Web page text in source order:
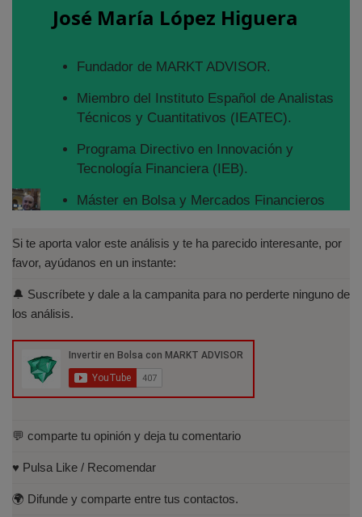
José María López Higuera
Fundador de MARKT ADVISOR.
Miembro del Instituto Español de Analistas
Técnicos y Cuantitativos (IEATEC).
Programa Directivo en Innovación y
Tecnología Financiera (IEB).
Máster en Bolsa y Mercados Financieros
asesoramiento financiero (MIFID II):
https://www.cnmv.es/portal/Titulos-
Licenciado en Informática por la Universidad
Politécnica de Madrid(UPM)
Si te aporta valor este análisis y te ha parecido interesante, por
favor, ayúdanos en un instante:
🔔 Suscríbete y dale a la campanita para no perderte ninguno de
los análisis.
💬 comparte tu opinión y deja tu comentario
♥️ Pulsa Like / Recomendar
🌍 Difunde y comparte entre tus contactos.